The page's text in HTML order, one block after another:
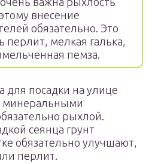
внесение
обязательно. Это
перлит, мелкая галька,
пемза.
для посадки на улице
минеральными
рыхлой.
сеянца грунт
обязательно улучшают,
перлит.